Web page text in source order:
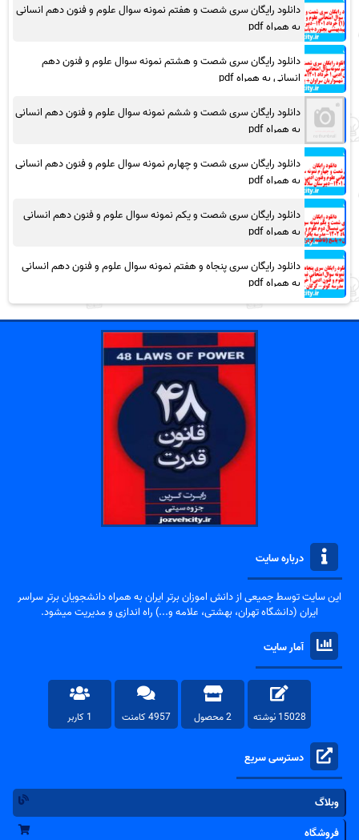
دانلود رایگان سری شصت و هفتم نمونه سوال علوم و فنون دهم انسانی
به همراه pdf
دانلود رایگان سری شصت و هشتم نمونه سوال علوم و فنون دهم
انسانی به همراه pdf
دانلود رایگان سری شصت و ششم نمونه سوال علوم و فنون دهم انسانی
به همراه pdf
دانلود رایگان سری شصت و چهارم نمونه سوال علوم و فنون دهم انسانی
به همراه pdf
دانلود رایگان سری شصت و یکم نمونه سوال علوم و فنون دهم انسانی
به همراه pdf
دانلود رایگان سری پنجاه و هفتم نمونه سوال علوم و فنون دهم انسانی
به همراه pdf
درباره سایت
این سایت توسط جمیعی از دانش اموزان برتر ایران به همراه دانشجویان برتر سراسر
ایران (دانشگاه تهران، بهشتی، علامه و...) راه اندازی و مدیریت میشود.
آمار سایت
15028 نوشته 2 محصول 4957 کامنت 1 کاربر
دسترسی سریع
وبلاگ
فروشگاه